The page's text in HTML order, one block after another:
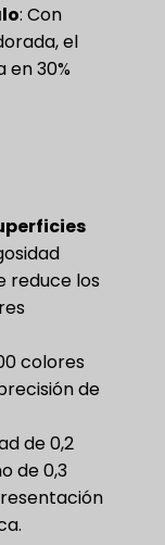
​: Con
el
30%
reduce los
colores
de
de 0,2
de 0,3